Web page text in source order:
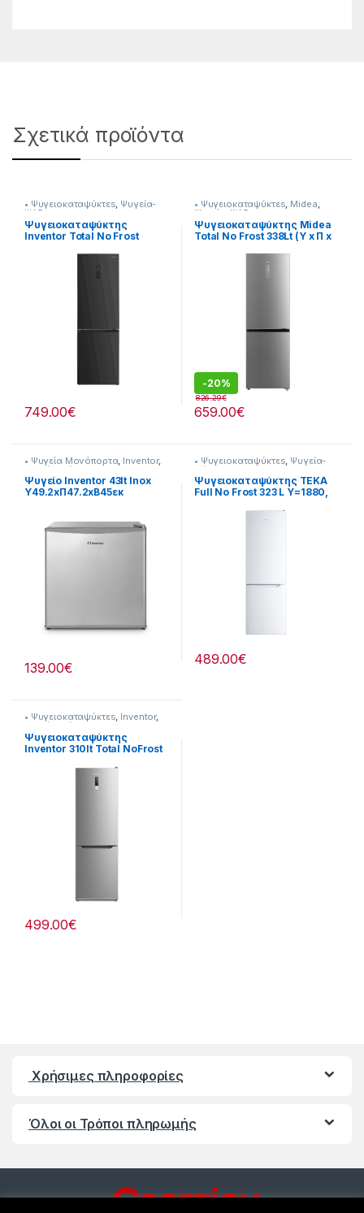
Σχετικά προϊόντα
• Ψυγειοκαταψύκτεs, Ψυγεία-
Ψύξη
Ψυγειοκαταψύκτης
Inventor Total No Frost
901264039 με ενεργειακή
749.00€
• Ψυγειοκαταψύκτεs, Midea,
Ψυγεία-Ψύξη
Ψυγειοκαταψύκτης Midea
Total No Frost 338Lt (Υ x Π x
-20%
659.00€
826.29€
• Ψυγεία Μονόπορτα, Inventor,
Ψυγεία-Ψύξη
Ψυγείο Inventor 43lt Inox
Υ49.2xΠ47.2xΒ45εκ
139.00€
• Ψυγειοκαταψύκτεs Ψυγεία-
Ψύξη
Ψυγειοκαταψύκτης TEKA
Full No Frost 323 L Υ=1880,
489.00€
• Ψυγειοκαταψύκτεs, Inventor,
Ψυγεία-Ψύξη
Ψυγειοκαταψύκτης
Inventor 310lt Total NoFrost
901264044
499.00€
Χρήσιμες πληροφορίες
Όλοι οι Τρόποι πληρωμής